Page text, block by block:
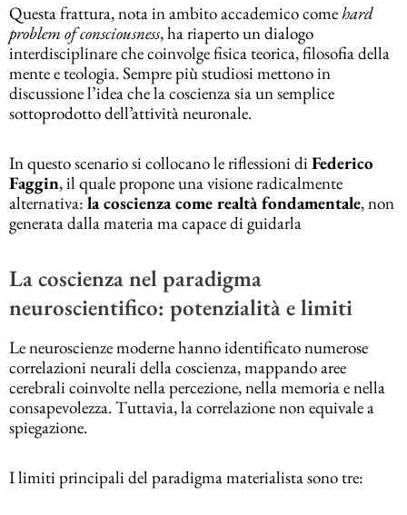
Questa frattura, nota in ambito accademico comehard
problem of consciousness, ha riaperto un dialogo
interdisciplinare che coinvolge fisica teorica, filosofia della
mente e teologia. Sempre più studiosi mettono in
discussione l’idea che la coscienza sia un semplice
sottoprodotto dell’attività neuronale.
In questo scenario si collocano le riflessioni di Federico
Faggin, il quale propone una visione radicalmente
alternativa: la coscienza come realtà fondamentale, non
generata dalla materia ma capace di guidarla
La coscienza nel paradigma
neuroscientifico: potenzialità e limiti
Le neuroscienze moderne hanno identificato numerose
correlazioni neurali della coscienza, mappando aree
cerebrali coinvolte nella percezione, nella memoria e nella
consapevolezza. Tuttavia, la correlazione non equivale a
spiegazione.
I limiti principali del paradigma materialista sono tre: